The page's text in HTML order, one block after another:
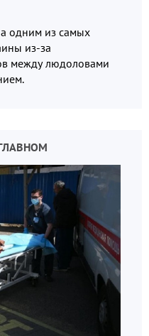
одним из самых
из-за
между людоловами